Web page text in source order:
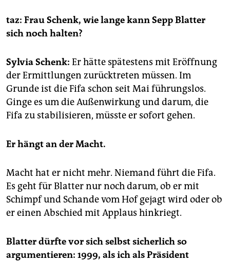
fragen & hilfe
abo
genossenschaft
epaper login
taz: Frau Schenk, wie lange kann Sepp Blatter
sich noch halten?
Sylvia Schenk: Er hätte spätestens mit Eröffnung
der Ermittlungen zurücktreten müssen. Im
Grunde ist die Fifa schon seit Mai führungslos.
Ginge es um die Außenwirkung und darum, die
Fifa zu stabilisieren, müsste er sofort gehen.
Er hängt an der Macht.
Macht hat er nicht mehr. Niemand führt die Fifa.
Es geht für Blatter nur noch darum, ob er mit
Schimpf und Schande vom Hof gejagt wird oder ob
er einen Abschied mit Applaus hinkriegt.
Blatter dürfte vor sich selbst sicherlich so
argumentieren: 1999, als ich als Präsident